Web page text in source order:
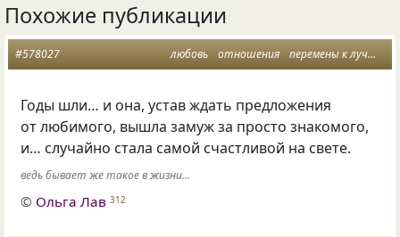
Похожие публикации
любовь отношения перемены к лучшему
#578027
Годы шли… и она, устав ждать предложения
от любимого, вышла замуж за просто знакомого,
и… случайно стала самой счастливой на свете.
ведь бывает же такое в жизни...
© Ольга Лав 312